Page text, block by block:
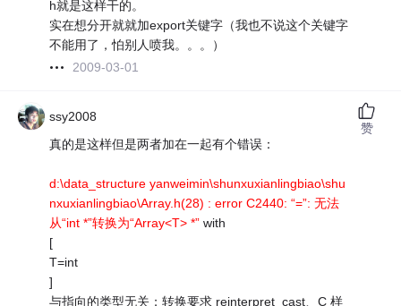
h就是这样干的。
实在想分开就就加export关键字（我也不说这个关键字
不能用了，怕别人喷我。。。）
2009-03-01
ssy2008
真的是这样但是两者加在一起有个错误：
d:\data_structure yanweimin\shunxuxianlingbiao\shu
nxuxianlingbiao\Array.h(28) : error C2440: “=”: 无法
从“int *”转换为“Array<T> *” with
[
T=int
]
与指向的类型无关；转换要求 reinterpret_cast、C 样
赞